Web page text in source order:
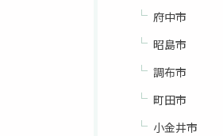
府中市
昭島市
調布市
町田市
小金井市